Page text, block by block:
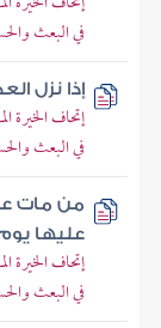
في البعث
إذا نزل
إتحاف الخيرة
في البعث
من مات
عليها
إتحاف الخيرة
في البعث